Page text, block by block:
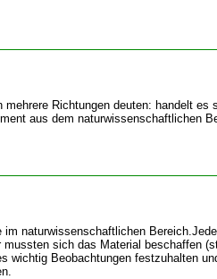
Richtungen deuten: handelt es
aus dem naturwissenschaftlichen
naturwissenschaftlichen
sich das Material beschaffen
wichtig Beobachtungen festzuhalten